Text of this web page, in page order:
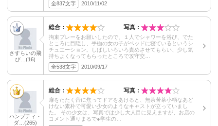
全837文字
2010/11/02
さすらいの飛
び…(16)
総合： 写真：
拘束プレーをお願いしたので、１人でシャワーを浴び、でた
ところに目隠し、手枷の女の子がベッドに寝ているというシ
チュエーション。しばしいろいろ責めさせてもらい、少し気
持ちよくなってもらったところで攻守交…
全538文字
2010/09/17
ハンプティ・
ダ…(265)
総合： 写真：
扉をたたく音に焦ってドアをあけると、無茶苦茶小柄なあど
けない素朴で可愛い少女のようなキャストが立っていまし
た。 その少女は、写真では少し大人目に見えますが、お店の
コメント通りまるで●学生の…